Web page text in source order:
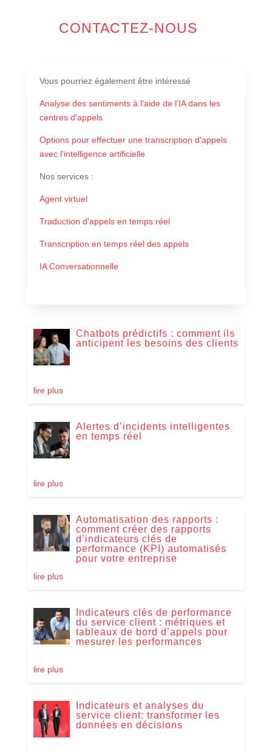
CONTACTEZ-NOUS
Vous pourriez également être intéressé
Analyse des sentiments à l'aide de l'IA dans les
centres d'appels
Options pour effectuer une transcription d'appels
avec l'intelligence artificielle
Nos services :
Agent virtuel
Traduction d'appels en temps réel
Transcription en temps réel des appels
IA Conversationnelle
Chatbots prédictifs : comment ils
anticipent les besoins des clients
lire plus
Alertes d’incidents intelligentes
en temps réel
lire plus
Automatisation des rapports :
comment créer des rapports
d’indicateurs clés de
performance (KPI) automatisés
pour votre entreprise
lire plus
Indicateurs clés de performance
du service client : métriques et
tableaux de bord d’appels pour
mesurer les performances
lire plus
Indicateurs et analyses du
service client: transformer les
données en décisions